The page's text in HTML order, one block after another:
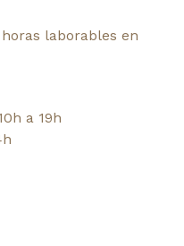
laborables en
a 19h